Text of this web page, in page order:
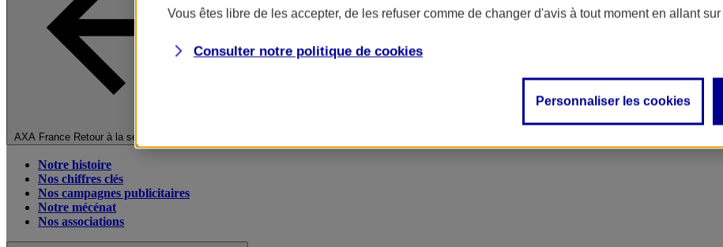
AXA France Retour à la section précédente
Notre histoire
Nos chiffres clés
Nos campagnes publicitaires
Notre mécénat
Nos associations
Vous êtes libre de les accepter, de les refuser comme de changer d'avis à tout moment en allant sur
Consulter notre politique de cookies
Personnaliser les cookies